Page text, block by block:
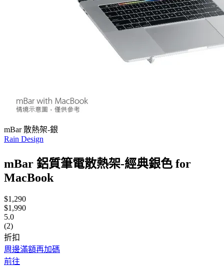
mBar 散熱架-銀
Rain Design
mBar 鋁質筆電散熱架-經典銀色 for
MacBook
$1,290
$1,990
5.0
(2)
折扣
周邊滿額再加碼
前往